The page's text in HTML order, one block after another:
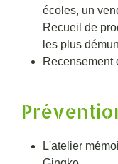
écoles, un
Recueil de
les plus
Recensement
L'atelier